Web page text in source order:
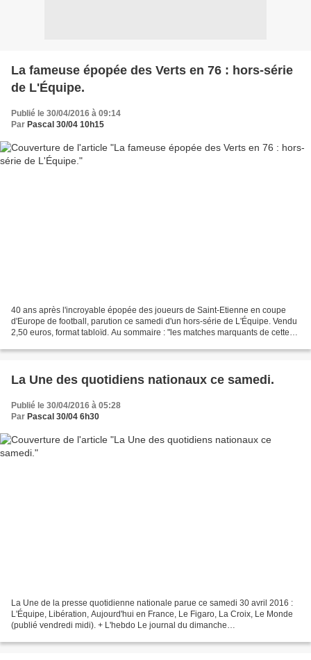
La fameuse épopée des Verts en 76 : hors-série
de L'Équipe.
Publié le 30/04/2016 à 09:14
Par Pascal 30/04 10h15
40 ans après l'incroyable épopée des joueurs de Saint-Etienne en coupe
d'Europe de football, parution ce samedi d'un hors-série de L'Équipe. Vendu
2,50 euros, format tabloïd. Au sommaire : "les matches marquants de cette
La Une des quotidiens nationaux ce samedi.
Publié le 30/04/2016 à 05:28
Par Pascal 30/04 6h30
La Une de la presse quotidienne nationale parue ce samedi 30 avril 2016 :
L'Équipe, Libération, Aujourd'hui en France, Le Figaro, La Croix, Le Monde
(publié vendredi midi). + L'hebdo Le journal du dimanche